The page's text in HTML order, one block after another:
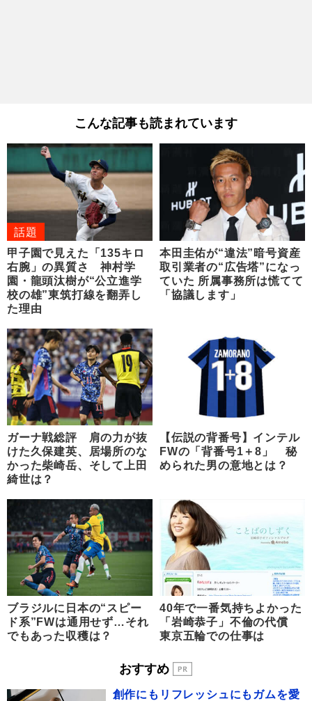
こんな記事も読まれています
話題
甲子園で見えた「135キロ
右腕」の異質さ 神村学
園・龍頭汰樹が“公立進学
校の雄”東筑打線を翻弄し
た理由
本田圭佑が“違法”暗号資産
取引業者の“広告塔”になっ
ていた 所属事務所は慌てて
「協議します」
ガーナ戦総評 肩の力が抜
けた久保建英、居場所のな
かった柴崎岳、そして上田
綺世は？
【伝説の背番号】インテル
FWの「背番号1＋8」 秘
められた男の意地とは？
ブラジルに日本の“スピー
ド系”FWは通用せず…それ
でもあった収穫は？
40年で一番気持ちよかった
「岩崎恭子」不倫の代償
東京五輪での仕事は
おすすめ
創作にもリフレッシュにもガムを愛